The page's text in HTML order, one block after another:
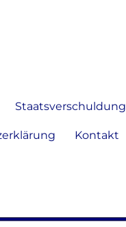
Staatsverschuldung
Kontakt